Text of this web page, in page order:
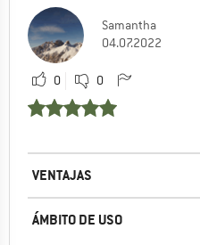
Samantha
04.07.2022
0 0
VENTAJAS
ÁMBITO DE USO